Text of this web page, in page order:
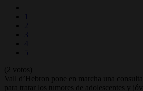
1
2
3
4
5
(2 votos)
Vall d’Hebron pone en marcha una
para tratar los tumores de adolescentes y